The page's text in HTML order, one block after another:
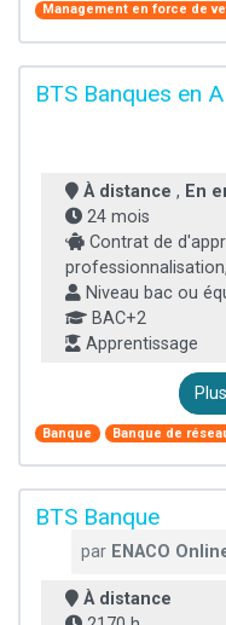
Management en force de
BTS Banques en
À distance , En
24 mois
Contrat de
Niveau bac ou
BAC+2
Apprentissage
Banque Banque de
BTS Banque
par ENACO
À distance